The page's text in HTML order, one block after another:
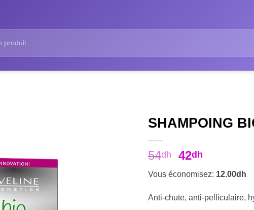
SHAMPOING
54dh 42dh
Vous économisez: 12.00dh
Anti-chute, anti-pelliculaire,